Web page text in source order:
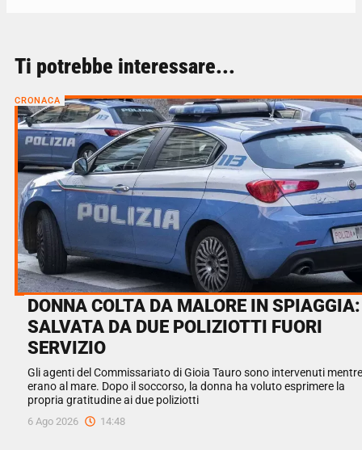
Ti potrebbe interessare...
CRONACA
DONNA COLTA DA MALORE IN SPIAGGIA:
SALVATA DA DUE POLIZIOTTI FUORI
SERVIZIO
Gli agenti del Commissariato di Gioia Tauro sono intervenuti mentre
erano al mare. Dopo il soccorso, la donna ha voluto esprimere la
propria gratitudine ai due poliziotti
6 Ago 2026 14:48